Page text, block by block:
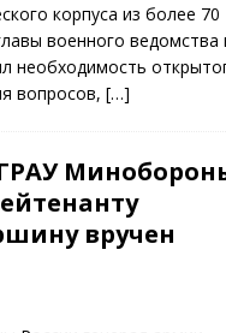
корпуса из более 70
военного ведомства
необходимость
вопросов,[…]
вручен